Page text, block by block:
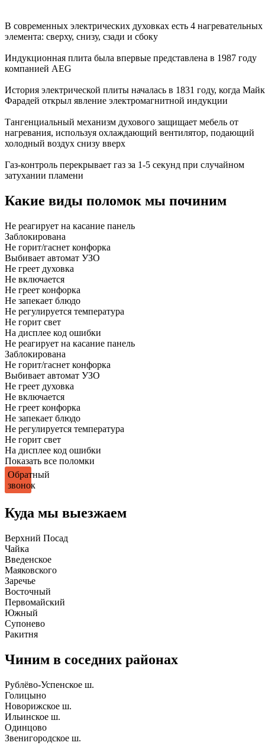
В современных электрических духовках есть 4 нагревательных
элемента: сверху, снизу, сзади и сбоку
Индукционная плита была впервые представлена в 1987 году
компанией AEG
История электрической плиты началась в 1831 году, когда
Фарадей открыл явление электромагнитной индукции
Тангенциальный механизм духового защищает мебель от
нагревания, используя охлаждающий вентилятор, подающий
холодный воздух снизу вверх
Газ-контроль перекрывает газ за 1-5 секунд при случайном
затухании пламени
Какие виды поломок мы починим
Не реагирует на касание панель
Заблокирована
Не горит/гаснет конфорка
Выбивает автомат УЗО
Не греет духовка
Не включается
Не греет конфорка
Не запекает блюдо
Не регулируется температура
Не горит свет
На дисплее код ошибки
Не реагирует на касание панель
Заблокирована
Не горит/гаснет конфорка
Выбивает автомат УЗО
Не греет духовка
Не включается
Не греет конфорка
Не запекает блюдо
Не регулируется температура
Не горит свет
На дисплее код ошибки
Показать все поломки
Обратный
звонок
Куда мы выезжаем
Верхний Посад
Чайка
Введенское
Маяковского
Заречье
Восточный
Первомайский
Южный
Супонево
Ракитня
Чиним в соседних районах
Рублёво-Успенское ш.
Голицыно
Новорижское ш.
Ильинское ш.
Одинцово
Звенигородское ш.